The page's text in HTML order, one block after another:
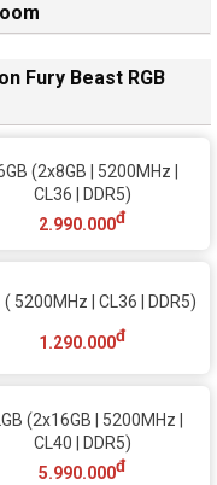
Fury Beast RGB
(2x8GB | 5200MHz |
CL36 | DDR5)
2.990.000đ
( 5200MHz | CL36 | DDR5)
1.290.000đ
(2x16GB | 5200MHz |
CL40 | DDR5)
5.990.000đ